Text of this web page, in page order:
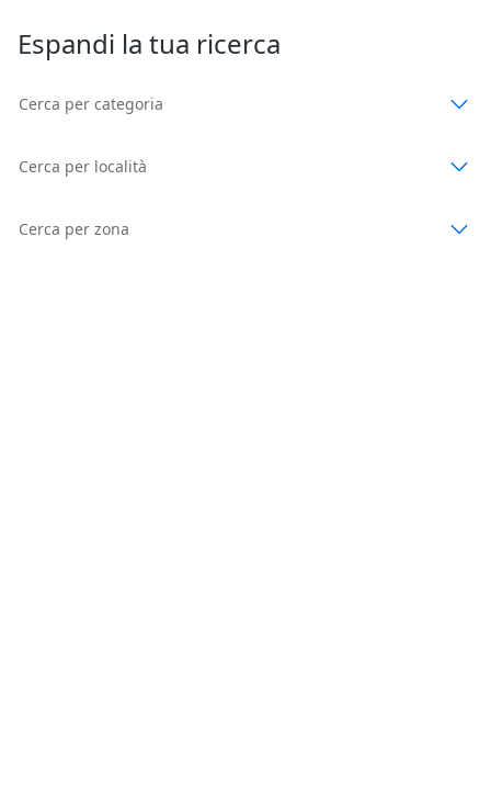
Espandi la tua ricerca
Cerca per categoria
Cerca per località
Cerca per zona